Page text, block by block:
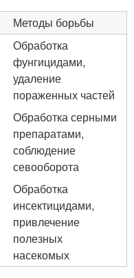
Методы борьбы
Обработка
фунгицидами,
удаление
пораженных частей
Обработка серными
препаратами,
соблюдение
севооборота
Обработка
инсектицидами,
привлечение
полезных
насекомых